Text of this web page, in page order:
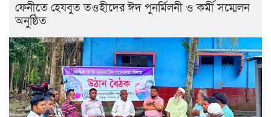
ফেনীতে হেযবুত তওহীদের ঈদ পুনর্মিলনী ও কর্মী সম্মেলন
অনুষ্ঠিত